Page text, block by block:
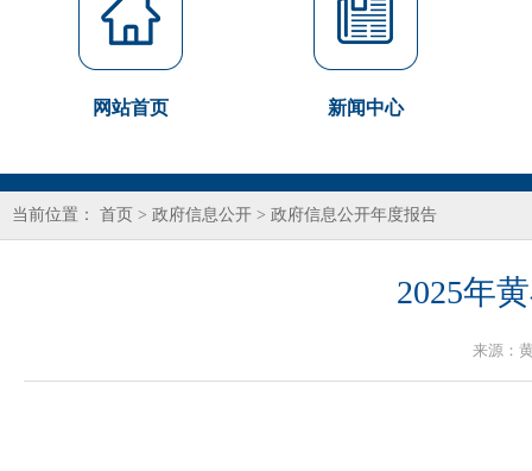
网站首页 新闻中心
当前位置： 首页 > 政府信息公开 > 政府信息公开年度报告
2025年
来源：